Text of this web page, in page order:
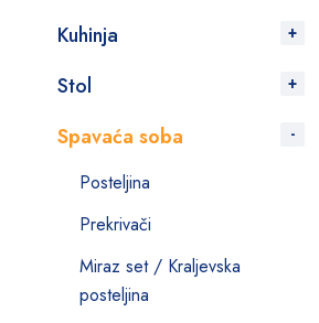
Kuhinja
Stol
Spavaća soba
Posteljina
Prekrivači
Miraz set / Kraljevska
posteljina